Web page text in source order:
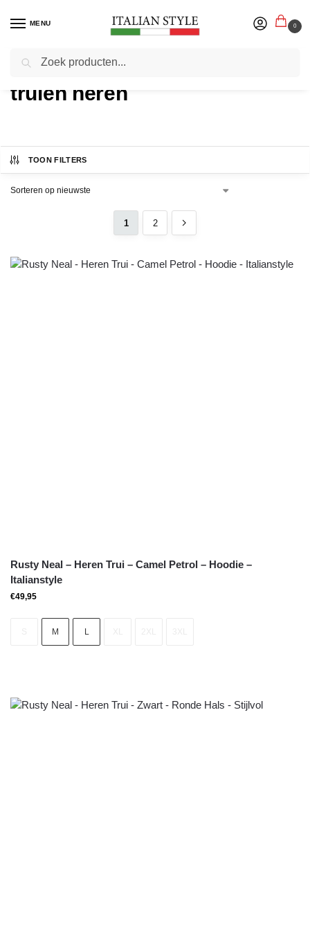
MENU 0
Home
truien heren
TOON FILTERS
1 2
Rusty Neal – Heren Trui – Camel Petrol – Hoodie –
Italianstyle
€49,95
M L